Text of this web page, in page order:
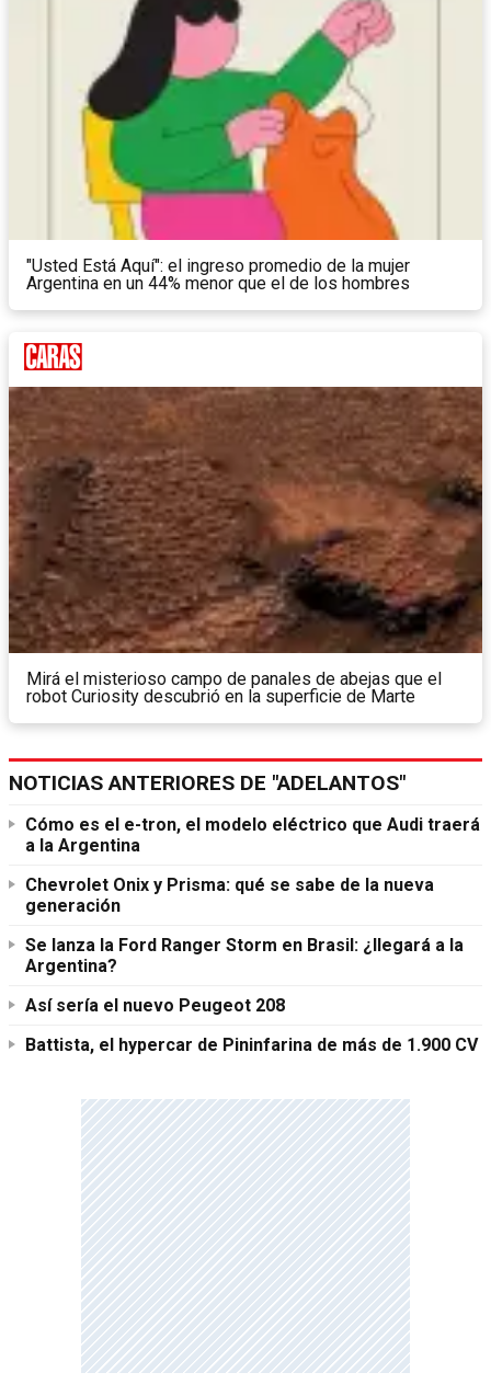
"Usted Está Aquí": el ingreso promedio de la mujer
Argentina en un 44% menor que el de los hombres
Mirá el misterioso campo de panales de abejas que el
robot Curiosity descubrió en la superficie de Marte
NOTICIAS ANTERIORES DE "ADELANTOS"
Cómo es el e-tron, el modelo eléctrico que Audi traerá
a la Argentina
Chevrolet Onix y Prisma: qué se sabe de la nueva
generación
Se lanza la Ford Ranger Storm en Brasil: ¿llegará a la
Argentina?
Así sería el nuevo Peugeot 208
Battista, el hypercar de Pininfarina de más de 1.900 CV